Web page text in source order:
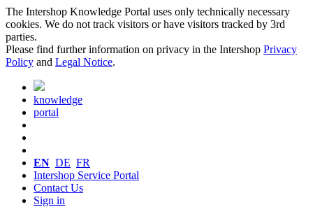
The Intershop Knowledge Portal uses only technically necessary
cookies. We do not track visitors or have visitors tracked by 3rd
parties.
Please find further information on privacy in the Intershop Privacy
Policy and Legal Notice.
knowledge
portal
EN DE FR
Intershop Service Portal
Contact Us
Sign in